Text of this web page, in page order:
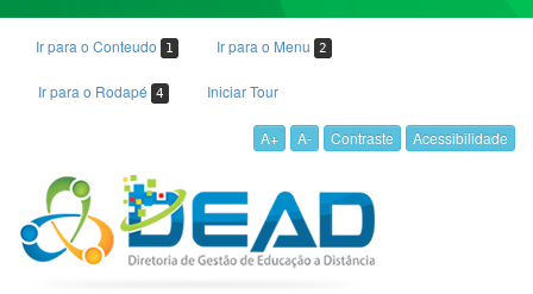
Ir para o Conteudo 1 Ir para o Menu 2
Ir para o Rodapé 4 Iniciar Tour
A+ A- Contraste Acessibilidade